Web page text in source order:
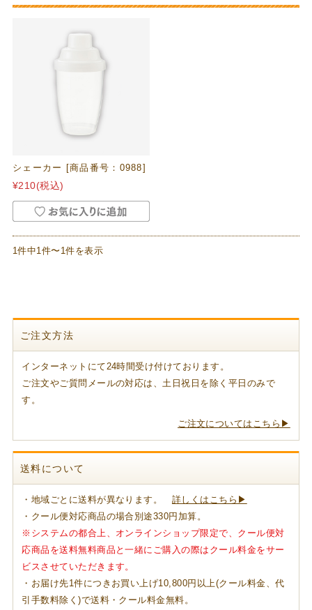
シェーカー [商品番号：0988]
¥210(税込)
1件中1件〜1件を表示
ご注文方法
インターネットにて24時間受け付けております。
ご注文やご質問メールの対応は、土日祝日を除く平日のみで
す。
ご注文についてはこちら▶
送料について
・地域ごとに送料が異なります。 詳しくはこちら▶
・クール便対応商品の場合別途330円加算。
※システムの都合上、オンラインショップ限定で、クール便対
応商品を送料無料商品と一緒にご購入の際はクール料金をサー
ビスさせていただきます。
・お届け先1件につきお買い上げ10,800円以上(クール料金、代
引手数料除く)で送料・クール料金無料。